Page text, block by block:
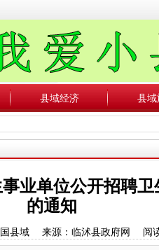
县域经济 县域
业单位公开招聘
的通知
县域 来源：临沭县政府网 阅